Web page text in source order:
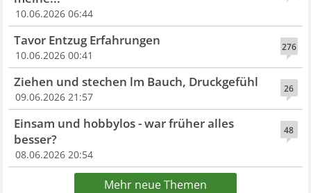
10.06.2026 06:44
276
Tavor Entzug Erfahrungen
10.06.2026 00:41
26
Ziehen und stechen lm Bauch, Druckgefühl
09.06.2026 21:57
48
Einsam und hobbylos - war früher alles
besser?
08.06.2026 20:54
Mehr neue Themen